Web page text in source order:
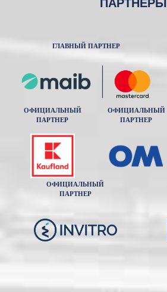
ГЛАВНЫЙ ПАРТНЕР
ОФИЦИАЛЬНЫЙ
ПАРТНЕР
ОФИЦИАЛЬНЫЙ
ПАРТНЕР
ОФИЦИАЛЬНЫЙ
ПАРТНЕР